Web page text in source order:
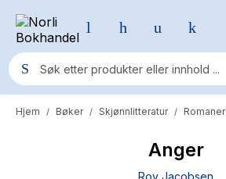
Populære søk
Hjem / Bøker / Skjønnlitteratur / Romaner
Anger
Roy Jacobsen